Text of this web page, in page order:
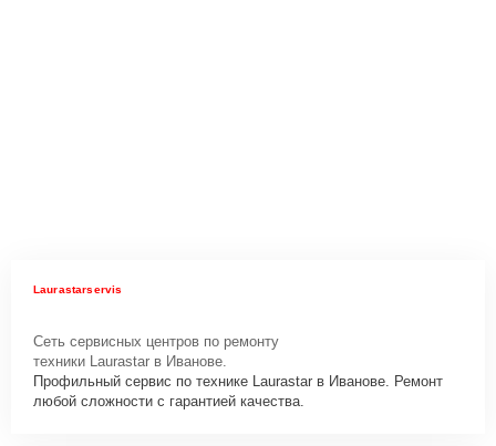
Laurastarservis
Сеть сервисных центров по ремонту
техники Laurastar в Иванове.
Профильный сервис по технике Laurastar в Иванове. Ремонт
любой сложности с гарантией качества.